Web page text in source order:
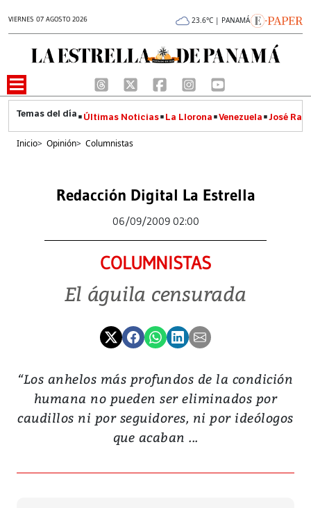
VIERNES 07 AGOSTO 2026 23.6°C | PANAMÁ
Últimas Noticias La Llorona Venezuela José
Inicio> Opinión> Columnistas
Redacción Digital La Estrella
06/09/2009 02:00
COLUMNISTAS
El águila censurada
“Los anhelos más profundos de la condición
humana no pueden ser eliminados por
caudillos ni por seguidores, ni por ideólogos
que acaban ...